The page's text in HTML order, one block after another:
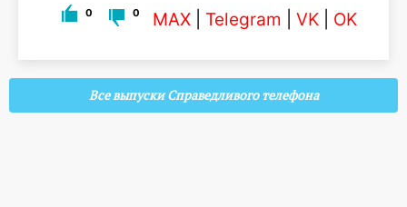
0 0 MAX Telegram VK OK
Все выпуски Справедливого телефона